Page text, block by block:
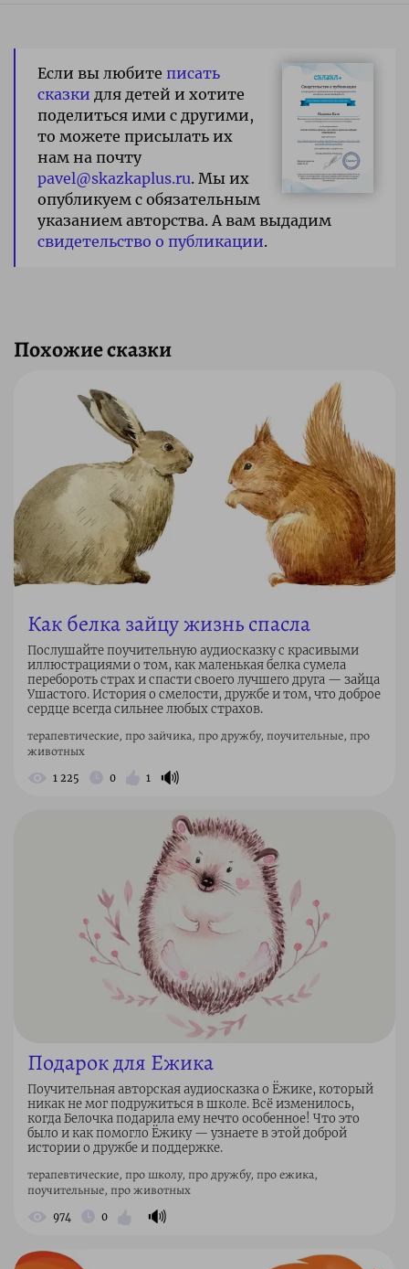
Если вы любите писать
сказки для детей и хотите
поделиться ими с другими,
то можете присылать их
нам на почту
pavel@skazkaplus.ru. Мы их
опубликуем с обязательным
указанием авторства. А вам выдадим
свидетельство о публикации.
Похожие сказки
Как белка зайцу жизнь спасла
Послушайте поучительную аудиосказку с красивыми
иллюстрациями о том, как маленькая белка сумела
перебороть страх и спасти своего лучшего друга — зайца
Ушастого. История о смелости, дружбе и том, что доброе
сердце всегда сильнее любых страхов.
терапевтические, про зайчика, про дружбу, поучительные, про
животных
1 225 0 1 🔊
Подарок для Ежика
Поучительная авторская аудиосказка о Ёжике, который
никак не мог подружиться в школе. Всё изменилось,
когда Белочка подарила ему нечто особенное! Что это
было и как помогло Ёжику — узнаете в этой доброй
истории о дружбе и поддержке.
терапевтические, про школу, про дружбу, про ежика,
поучительные, про животных
974 0 🔊